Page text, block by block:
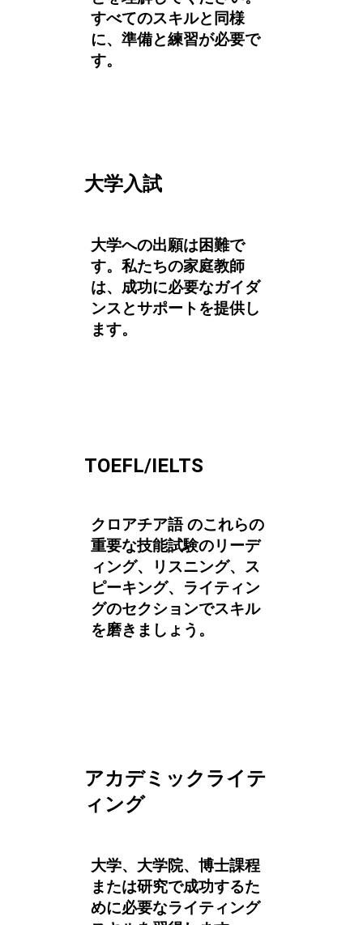
すべてのスキルと同様
に、準備と練習が必要で
す。
大学入試
大学への出願は困難で
す。私たちの家庭教師
は、成功に必要なガイダ
ンスとサポートを提供し
ます。
TOEFL/IELTS
クロアチア語 のこれらの
重要な技能試験のリーデ
ィング、リスニング、ス
ピーキング、ライティン
グのセクションでスキル
を磨きましょう。
アカデミックライテ
ィング
大学、大学院、博士課程
または研究で成功するた
めに必要なライティング